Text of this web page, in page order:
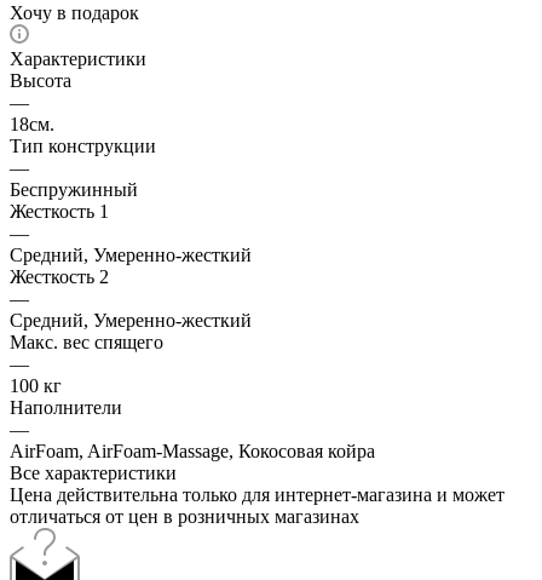
Хочу в подарок
Характеристики
Высота
—
18см.
Тип конструкции
—
Беспружинный
Жесткость 1
—
Средний, Умеренно-жесткий
Жесткость 2
—
Средний, Умеренно-жесткий
Макс. вес спящего
—
100 кг
Наполнители
—
AirFoam, AirFoam-Massage, Кокосовая койра
Все характеристики
Цена действительна только для интернет-магазина и может
отличаться от цен в розничных магазинах